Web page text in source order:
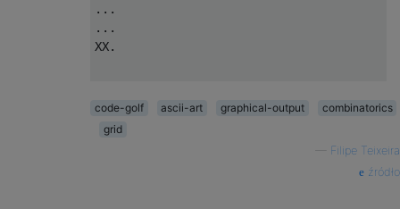
...
...
XX.
...
code-golf ascii-art graphical-output
combinatorics
grid
Filipe Teixeira
źródło